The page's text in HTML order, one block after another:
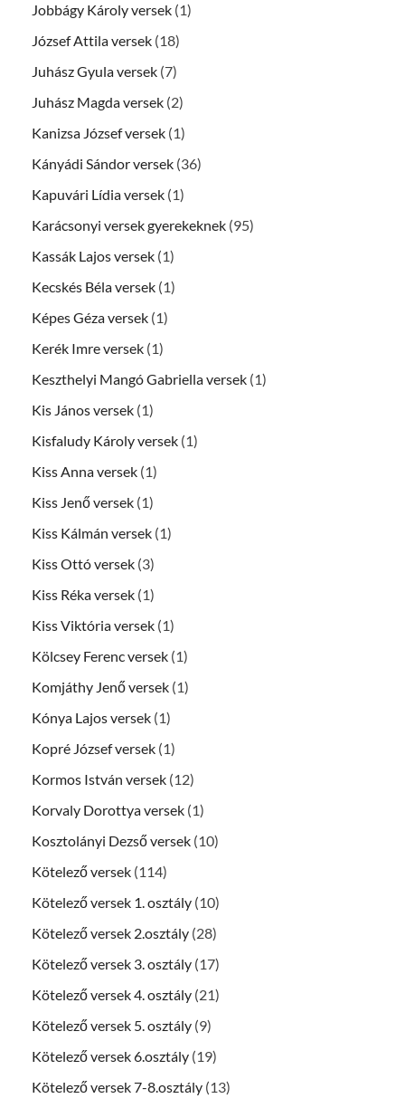
Jobbágy Károly versek (1)
József Attila versek (18)
Juhász Gyula versek (7)
Juhász Magda versek (2)
Kanizsa József versek (1)
Kányádi Sándor versek (36)
Kapuvári Lídia versek (1)
Karácsonyi versek gyerekeknek (95)
Kassák Lajos versek (1)
Kecskés Béla versek (1)
Képes Géza versek (1)
Kerék Imre versek (1)
Keszthelyi Mangó Gabriella versek (1)
Kis János versek (1)
Kisfaludy Károly versek (1)
Kiss Anna versek (1)
Kiss Jenő versek (1)
Kiss Kálmán versek (1)
Kiss Ottó versek (3)
Kiss Réka versek (1)
Kiss Viktória versek (1)
Kölcsey Ferenc versek (1)
Komjáthy Jenő versek (1)
Kónya Lajos versek (1)
Kopré József versek (1)
Kormos István versek (12)
Korvaly Dorottya versek (1)
Kosztolányi Dezső versek (10)
Kötelező versek (114)
Kötelező versek 1. osztály (10)
Kötelező versek 2.osztály (28)
Kötelező versek 3. osztály (17)
Kötelező versek 4. osztály (21)
Kötelező versek 5. osztály (9)
Kötelező versek 6.osztály (19)
Kötelező versek 7-8.osztály (13)